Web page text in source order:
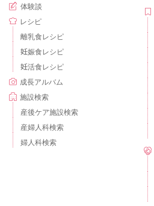
体験談
レシピ
離乳食レシピ
妊娠食レシピ
妊活食レシピ
成長アルバム
施設検索
産後ケア施設検索
産婦人科検索
婦人科検索